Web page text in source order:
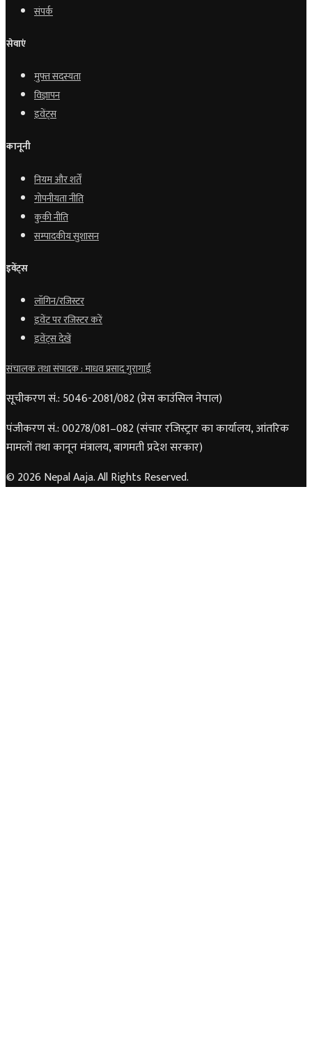
संपर्क
सेवाएं
मुफ्त सदस्यता
विज्ञापन
इवेंट्स
कानूनी
नियम और शर्तें
गोपनीयता नीति
कुकी नीति
सम्पादकीय सुशासन
इवेंट्स
लॉगिन/रजिस्टर
इवेंट पर रजिस्टर करें
इवेंट्स देखें
संचालक तथा संपादक : माधव प्रसाद गुरागाईं
सूचीकरण सं.: 5046-2081/082 (प्रेस काउंसिल नेपाल)
पंजीकरण सं.: 00278/081–082 (संचार रजिस्ट्रार का कार्यालय, आंतरिक
मामलों तथा कानून मंत्रालय, बागमती प्रदेश सरकार)
© 2026 Nepal Aaja. All Rights Reserved.